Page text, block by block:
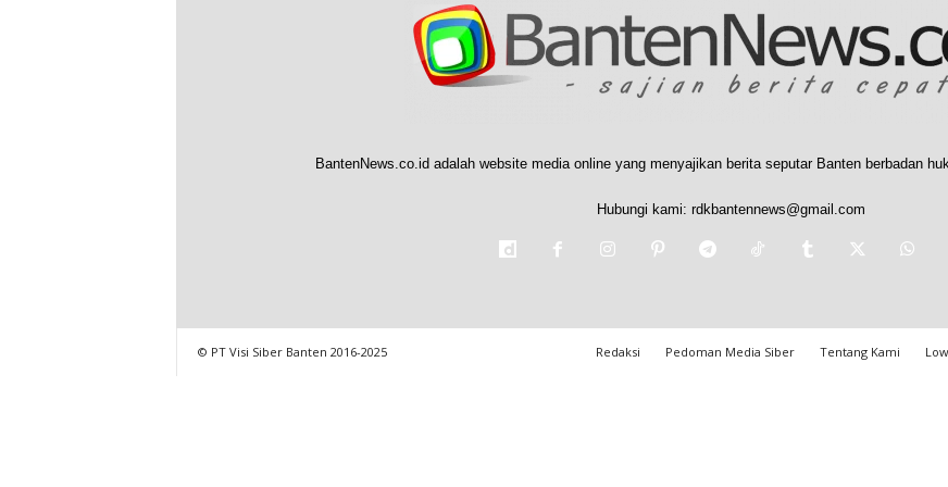
BantenNews.co.id adalah website media online yang menyajikan berita seputar Banten berbadan
Hubungi kami: rdkbantennews@gmail.com
Redaksi Pedoman Media Siber Tentang Kami
© PT Visi Siber Banten 2016-2025